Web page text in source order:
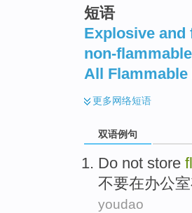
短语
Explosive and
non-
All Flammable
更多网络短语
双语例句
Do not store
不要在办公室
youdao